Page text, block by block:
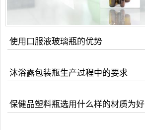
使用口服液玻璃瓶的优势
沐浴露包装瓶生产过程中的要求
保健品塑料瓶选用什么样的材质为好